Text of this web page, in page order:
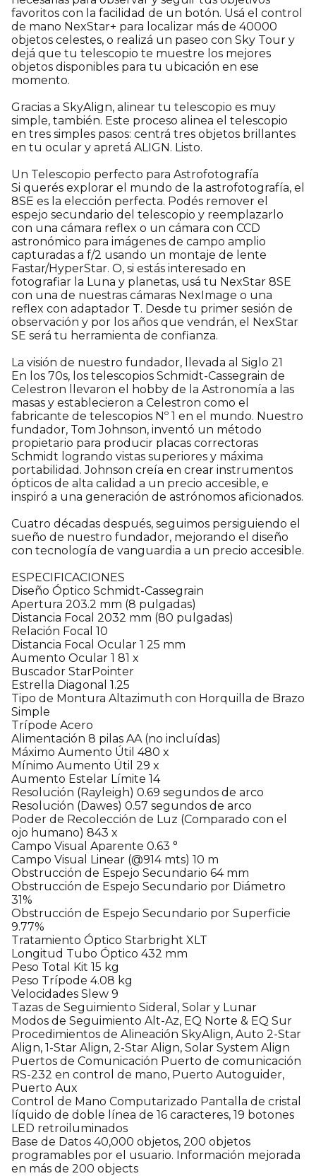
favoritos con la facilidad de un botón. Usá el control
de mano NexStar+ para localizar más de 40000
objetos celestes, o realizá un paseo con Sky Tour y
dejá que tu telescopio te muestre los mejores
objetos disponibles para tu ubicación en ese
momento.
Gracias a SkyAlign, alinear tu telescopio es muy
simple, también. Este proceso alinea el telescopio
en tres simples pasos: centrá tres objetos brillantes
en tu ocular y apretá ALIGN. Listo.
Un Telescopio perfecto para Astrofotografía
Si querés explorar el mundo de la astrofotografía, el
8SE es la elección perfecta. Podés remover el
espejo secundario del telescopio y reemplazarlo
con una cámara reflex o un cámara con CCD
astronómico para imágenes de campo amplio
capturadas a f/2 usando un montaje de lente
Fastar/HyperStar. O, si estás interesado en
fotografiar la Luna y planetas, usá tu NexStar 8SE
con una de nuestras cámaras NexImage o una
reflex con adaptador T. Desde tu primer sesión de
observación y por los años que vendrán, el NexStar
SE será tu herramienta de confianza.
La visión de nuestro fundador, llevada al Siglo 21
En los 70s, los telescopios Schmidt-Cassegrain de
Celestron llevaron el hobby de la Astronomía a las
masas y establecieron a Celestron como el
fabricante de telescopios Nº 1 en el mundo. Nuestro
fundador, Tom Johnson, inventó un método
propietario para producir placas correctoras
Schmidt logrando vistas superiores y máxima
portabilidad. Johnson creía en crear instrumentos
ópticos de alta calidad a un precio accesible, e
inspiró a una generación de astrónomos aficionados.
Cuatro décadas después, seguimos persiguiendo el
sueño de nuestro fundador, mejorando el diseño
con tecnología de vanguardia a un precio accesible.
ESPECIFICACIONES
Diseño Óptico Schmidt-Cassegrain
Apertura 203.2 mm (8 pulgadas)
Distancia Focal 2032 mm (80 pulgadas)
Relación Focal 10
Distancia Focal Ocular 1 25 mm
Aumento Ocular 1 81 x
Buscador StarPointer
Estrella Diagonal 1.25
Tipo de Montura Altazimuth con Horquilla de Brazo
Simple
Trípode Acero
Alimentación 8 pilas AA (no incluídas)
Máximo Aumento Útil 480 x
Mínimo Aumento Útil 29 x
Aumento Estelar Límite 14
Resolución (Rayleigh) 0.69 segundos de arco
Resolución (Dawes) 0.57 segundos de arco
Poder de Recolección de Luz (Comparado con el
ojo humano) 843 x
Campo Visual Aparente 0.63 °
Campo Visual Linear (@914 mts) 10 m
Obstrucción de Espejo Secundario 64 mm
Obstrucción de Espejo Secundario por Diámetro
31%
Obstrucción de Espejo Secundario por Superficie
9.77%
Tratamiento Óptico Starbright XLT
Longitud Tubo Óptico 432 mm
Peso Total Kit 15 kg
Peso Trípode 4.08 kg
Velocidades Slew 9
Tazas de Seguimiento Sideral, Solar y Lunar
Modos de Seguimiento Alt-Az, EQ Norte & EQ Sur
Procedimientos de Alineación SkyAlign, Auto 2-Star
Align, 1-Star Align, 2-Star Align, Solar System Align
Puertos de Comunicación Puerto de comunicación
RS-232 en control de mano, Puerto Autoguider,
Puerto Aux
Control de Mano Computarizado Pantalla de cristal
líquido de doble línea de 16 caracteres, 19 botones
LED retroiluminados
Base de Datos 40,000 objetos, 200 objetos
programables por el usuario. Información mejorada
en más de 200 objects